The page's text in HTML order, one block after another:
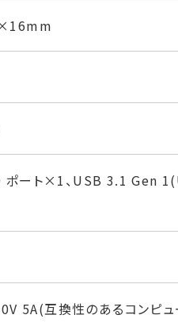
ポート×1、USB 3.1 Gen
5A(互換性のあるコンピ